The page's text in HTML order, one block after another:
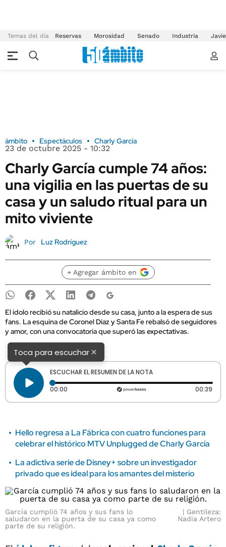
Temas del día Reservas Morosidad Senado Industria
ámbito Espectáculos Charly García
23 de octubre 2025 - 10:32
Charly García cumple 74 años:
una vigilia en las puertas de su
casa y un saludo ritual para un
mito viviente
Por Luz Rodríguez
+ Agregar ámbito en
El ídolo recibió su natalicio desde su casa, junto a la espera de sus
fans. La esquina de Coronel Diaz y Santa Fe rebalsó de seguidores
y amor, con una convocatoria que superó las expectativas.
Toca para escuchar×
ESCUCHAR EL RESUMEN DE LA NOTA
00:00 Tiempo transcurrido: 0 segundos 00:39
Hello regresa a La Fábrica con cuatro funciones para
celebrar el histórico MTV Unplugged de Charly García
La adictiva serie de Disney+ sobre un investigador
privado que es ideal para los amantes del misterio
García cumplió 74 años y sus fans lo
saludaron en la puerta de su casa ya como
parte de su religión.
Gentileza:
Nadia Artero